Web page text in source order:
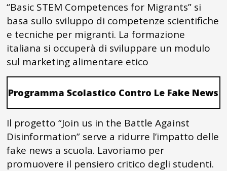
“Basic STEM Competences for Migrants” si
basa sullo sviluppo di competenze scientifiche
e tecniche per migranti. La formazione
italiana si occuperà di sviluppare un modulo
sul marketing alimentare etico
Programma Scolastico Contro Le Fake News
Il progetto “Join us in the Battle Against
Disinformation” serve a ridurre l’impatto delle
fake news a scuola. Lavoriamo per
promuovere il pensiero critico degli studenti.